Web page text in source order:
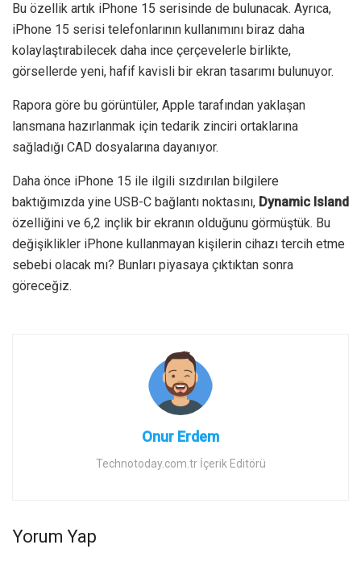
Bu özellik artık iPhone 15 serisinde de bulunacak. Ayrıca,
iPhone 15 serisi telefonlarının kullanımını biraz daha
kolaylaştırabilecek daha ince çerçevelerle birlikte,
görsellerde yeni, hafif kavisli bir ekran tasarımı bulunuyor.
Rapora göre bu görüntüler, Apple tarafından yaklaşan
lansmana hazırlanmak için tedarik zinciri ortaklarına
sağladığı CAD dosyalarına dayanıyor.
Daha önce iPhone 15 ile ilgili sızdırılan bilgilere
baktığımızda yine USB-C bağlantı noktasını, Dynamic Island
özelliğini ve 6,2 inçlik bir ekranın olduğunu görmüştük. Bu
değişiklikler iPhone kullanmayan kişilerin cihazı tercih etme
sebebi olacak mı? Bunları piyasaya çıktıktan sonra
göreceğiz.
Onur Erdem
Technotoday.com.tr İçerik Editörü
Yorum Yap